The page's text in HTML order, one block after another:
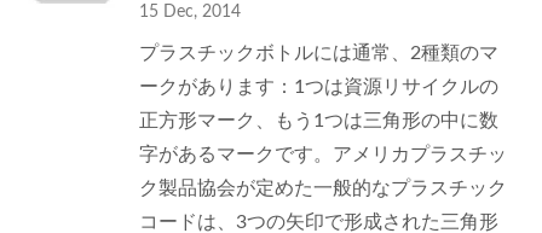
15 Dec, 2014
プラスチックボトルには通常、2種類のマ
ークがあります：1つは資源リサイクルの
正方形マーク、もう1つは三角形の中に数
字があるマークです。アメリカプラスチッ
ク製品協会が定めた一般的なプラスチック
コードは、3つの矢印で形成された三角形